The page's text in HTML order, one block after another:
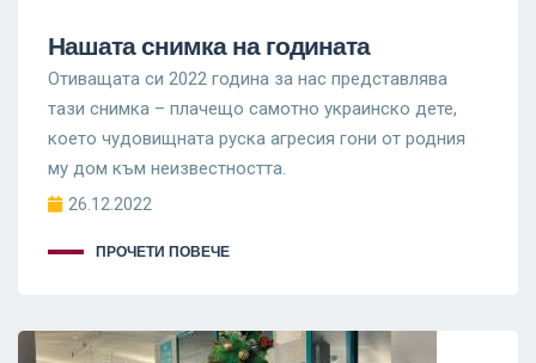
Нашата снимка на годината
Отиващата си 2022 година за нас представлява
тази снимка – плачещо самотно украинско дете,
което чудовищната руска агресия гони от родния
му дом към неизвестността.
26.12.2022
ПРОЧЕТИ ПОВЕЧЕ